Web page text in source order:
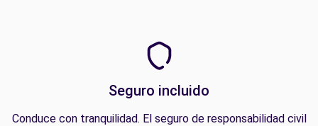
Seguro incluido
Conduce con tranquilidad. El seguro de responsabilidad civil